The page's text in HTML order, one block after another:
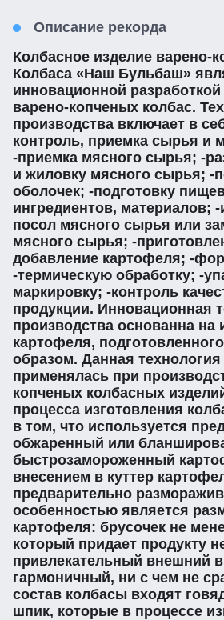
Описание рекорда
Колбасное изделие варено-
Колбаса «Наш Бульбаш»
инновационной разработкой
варено-копченых колбас.
производства включает в
контроль, приемка сырья и
-приемка мясного сырья; -
и жиловку мясного сырья; -
оболочек; -подготовку
ингредиентов, материалов;
посол мясного сырья или
мясного сырья; -
добавление картофеля; -
-термическую обработку; -
маркировку; -контроль
продукции. Инновационная
производства основанна на
картофеля,
образом. Данная технология
применялась при
копченых колбасных
процесса изготовления
в том, что используется
обжаренный или
быстрозамороженный
внесением в куттер
предварительно
особенностью является
картофеля: брусочек не
который придает продукту
привлекательный внешний
гармоничный, ни с чем не
состав колбасы входят
шпик, которые в процессе